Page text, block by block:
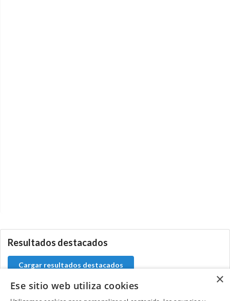
Resultados destacados
Cargar resultados destacados
×
Ese sitio web utiliza cookies